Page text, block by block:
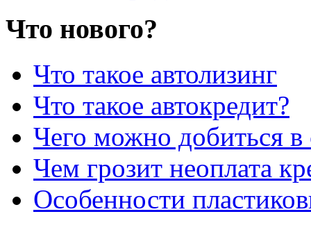
Что нового?
Что такое автолизинг
Что такое автокредит?
Чего можно добиться в
Чем грозит неоплата
Особенности